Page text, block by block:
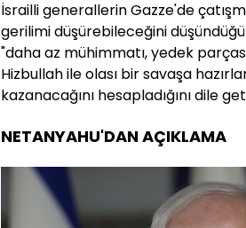
İsrailli generallerin Gazze'de
gerilimi düşürebileceğini
"daha az mühimmatı, yedek
Hizbullah ile olası bir savaşa
kazanacağını hesapladığını dile
NETANYAHU'DAN AÇIKLAMA